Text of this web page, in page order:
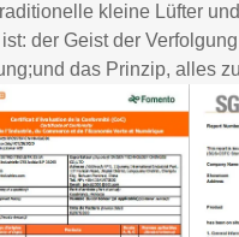
kleine Lüfter
der Geist der
und das Prinzip, alles